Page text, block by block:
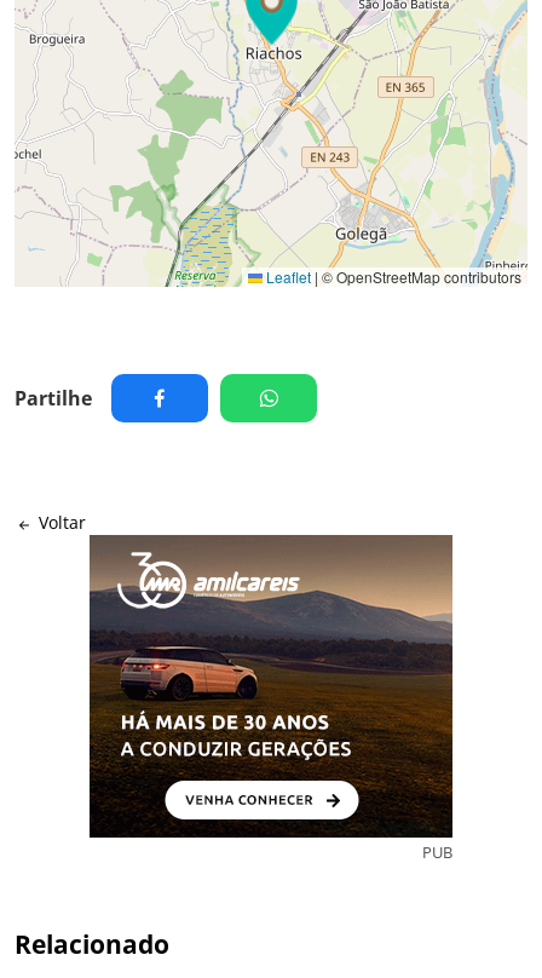
Leaflet |© OpenStreetMap contributors
Partilhe
Voltar
PUB
Relacionado